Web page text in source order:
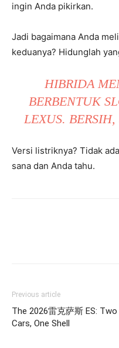
ingin Anda pikirkan.
Jadi bagaimana Anda
keduanya? Hidunglah
HIBRIDA
BERBENTUK
LEXUS.
Versi listriknya? Tidak
sana dan Anda tahu.
Previous article
The 2026雷克萨斯 ES: Two
Cars, One Shell